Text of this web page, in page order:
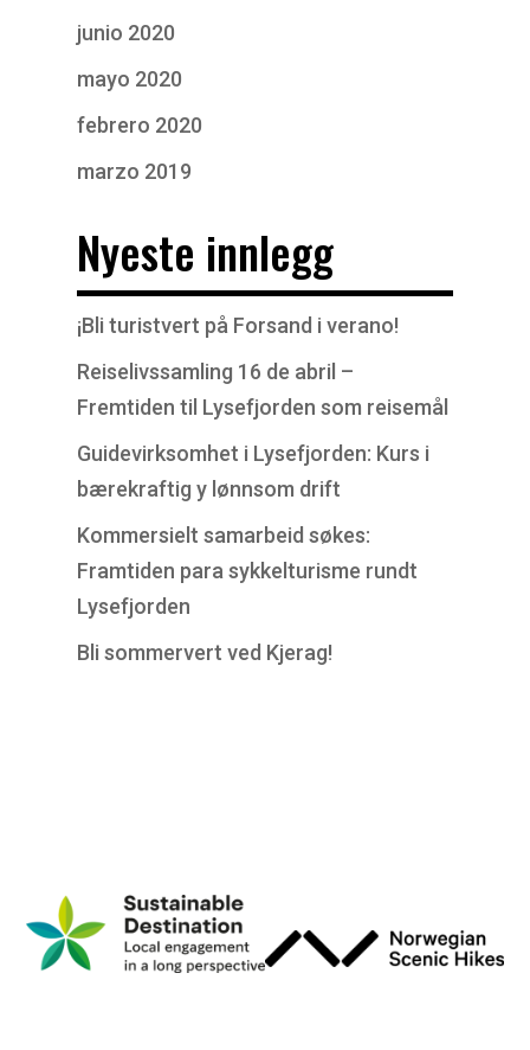
junio 2020
mayo 2020
febrero 2020
marzo 2019
Nyeste innlegg
¡Bli turistvert på Forsand i verano!
Reiselivssamling 16 de abril –
Fremtiden til Lysefjorden som reisemål
Guidevirksomhet i Lysefjorden: Kurs i
bærekraftig y lønnsom drift
Kommersielt samarbeid søkes:
Framtiden para sykkelturisme rundt
Lysefjorden
Bli sommervert ved Kjerag!